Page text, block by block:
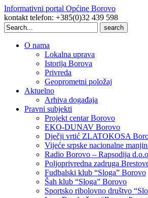
Informativni portal Općine Borovo
kontakt telefon: +385(0)32 439 598
Search
for:
O nama
Lokalna uprava
Istorija Borova
Privreda
Geoprometni položaj
Aktuelno
Arhiva događaja
Pravni subjekti
Projekt centar Borovo
EKO-DUNAV Borovo
Dječji vrtić ZLATOKOSA
Vijeće srpske nacionalne
Radio Borovo – Rapsodija
Poljoprivredna zadruga
Fudbalski klub “Sloga” Borovo
Šah klub “Sloga” Borovo
Sportsko ribolovno društvo